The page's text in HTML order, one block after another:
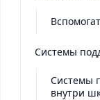
Системы
Системы
внутри